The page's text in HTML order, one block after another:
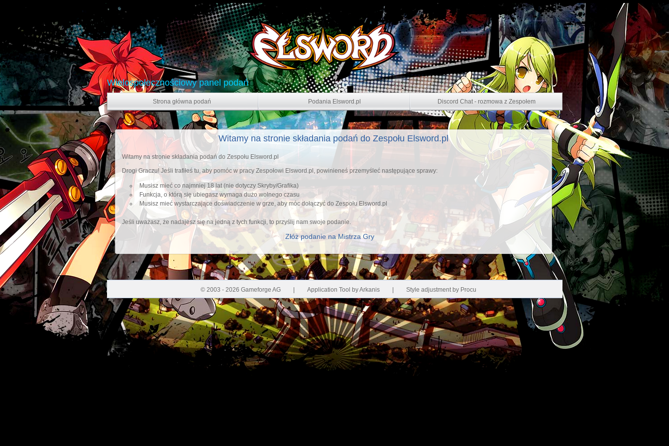
Wielospołecznościowy panel podań
Strona główna podań Podania Elsword.pl Discord Chat - rozmowa z Zespołem
Witamy na stronie składania podań do Zespołu Elsword.pl
Witamy na stronie składania podań do Zespołu Elsword.pl
Drogi Graczu! Jeśli trafiłeś tu, aby pomóc w pracy Zespołowi Elsword.pl, powinieneś przemyśleć następujące sprawy:
Musisz mieć co najmniej 18 lat (nie dotyczy Skryby/Grafika)
Funkcja, o którą się ubiegasz wymaga dużo wolnego czasu
Musisz mieć wystarczające doświadczenie w grze, aby móc dołączyć do Zespołu Elsword.pl
Jeśli uważasz, że nadajesz się na jedną z tych funkcji, to przyślij nam swoje podanie.
Złóż podanie na Mistrza Gry
© 2003 - 2026 Gameforge AG | Application Tool by Arkanis | Style adjustment by Procu